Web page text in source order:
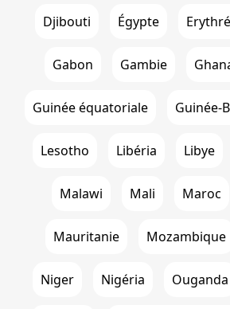
Djibouti Égypte
Gabon Gambie
Guinée équatoriale Guinée-
Lesotho Libéria Libye
Malawi Mali Maroc
Mauritanie Mozambique
Niger Nigéria Ouganda